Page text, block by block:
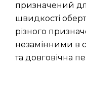
призначений
швидкості
різного
незамінними в
та довговічна